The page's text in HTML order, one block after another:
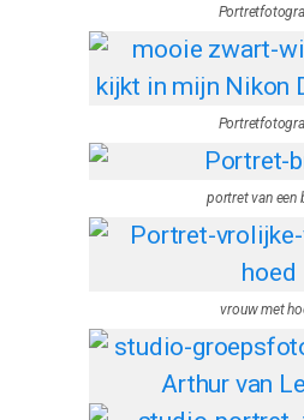
portret van een
vrouw met